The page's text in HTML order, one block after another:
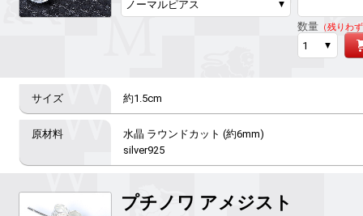
数量（残りわ
約1.5cm
水晶 ラウンドカット (約6mm)
silver925
プチノワ アメジスト